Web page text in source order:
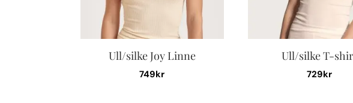
Ull/silke Joy Linne
749kr
Ull/silke T-
729kr